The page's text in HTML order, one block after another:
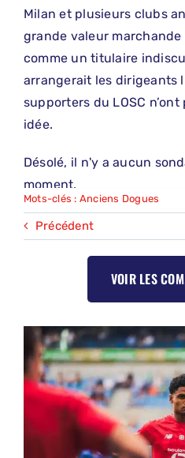
Milan et plusieurs clubs
grande valeur marchande
comme un titulaire
arrangerait les dirigeants
supporters du LOSC
idée.
Désolé, il n'y a aucun
moment.
Mots-clés : Anciens Dogues
Précédent
VOIR LES